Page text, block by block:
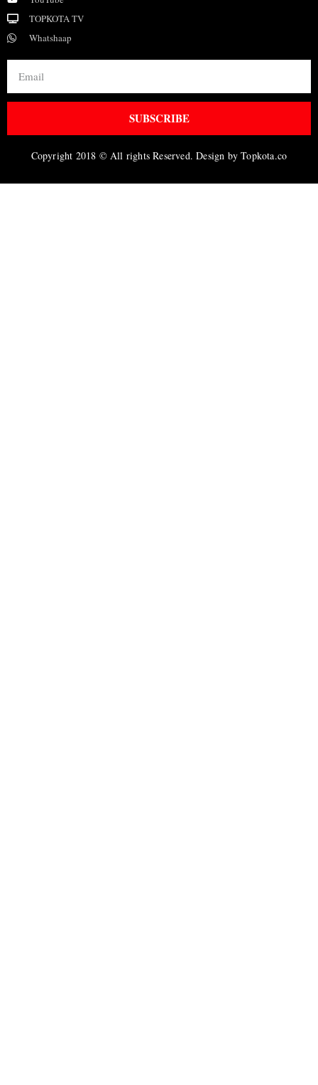
TOPKOTA TV
Whatshaap
SUBSCRIBE
Copyright 2018 © All rights Reserved. Design by Topkota.co